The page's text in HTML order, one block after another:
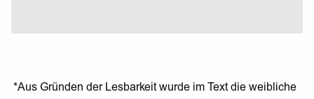
*Aus Gründen der Lesbarkeit wurde im Text die weibliche